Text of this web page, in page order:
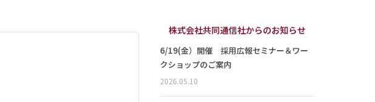
株式会社共同通信社からのお知らせ
6/19(金）開催 採用広報セミナー＆ワー
クショップのご案内
2026.05.10